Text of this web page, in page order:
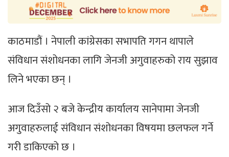
काठमाडौं । नेपाली कांग्रेसका सभापति गगन थापाले
संविधान संशोधनका लागि जेनजी अगुवाहरुको राय सुझाव
लिने भएका छन् ।
आज दिउँसो २ बजे केन्द्रीय कार्यालय सानेपामा जेनजी
अगुवाहरुलाई संविधान संशोधनका विषयमा छलफल गर्ने
गरी डाकिएको छ ।